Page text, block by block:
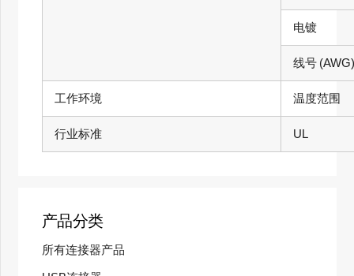
电镀
线号 (AWG)
工作环境 温度范围
行业标准 UL
产品分类
所有连接器产品